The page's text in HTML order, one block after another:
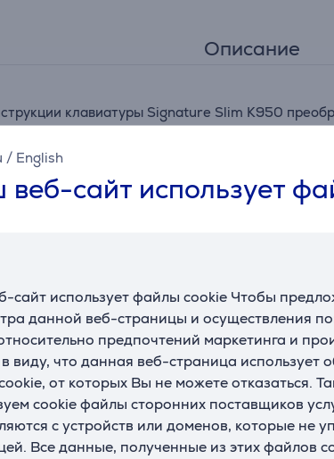
/ English
сайт использует
сайт использует файлы cookie Чтобы
данной веб-страницы и осуществления
предпочтений маркетинга и
виду, что данная веб-страница использует
от которых Вы не можете отказаться.
cookie файлы сторонних поставщиков
с устройств или доменов, которые не
Все данные, полученные из этих файлов
Описание
клавиатуры Signature Slim K950
частично изготовлена ​​из
Slim K950 Вы сможете сосредоточиться
удобные функции одним касанием для
Подходящие